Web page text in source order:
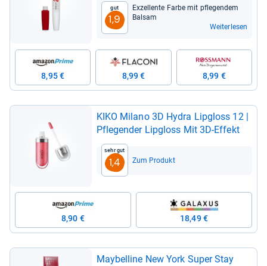
Gut
1,9
Exzel­lente Farbe mit pfle­gen­dem
Bal­sam
Weiterlesen
8,95 € 8,99 € 8,99 €
KIKO Milano 3D Hydra Lip­gloss 12 |
Pfle­gen­der Lip­gloss Mit 3D-​Effekt
Sehr gut
1,4 Zum Produkt
8,90 € 18,49 €
May­bel­line New York Super Stay